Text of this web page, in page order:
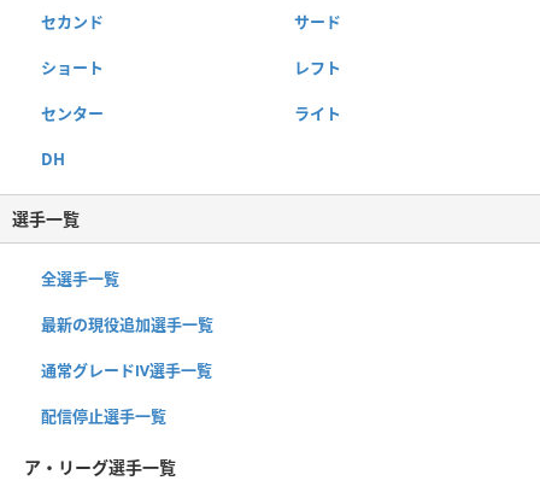
セカンド サード
ショート レフト
センター ライト
DH
選手一覧
全選手一覧
最新の現役追加選手一覧
通常グレードⅣ選手一覧
配信停止選手一覧
ア・リーグ選手一覧